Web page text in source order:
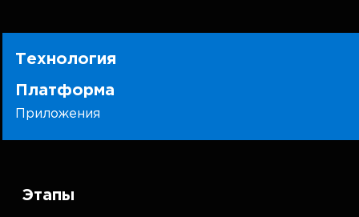
Технология
Платформа
Приложения
Этапы